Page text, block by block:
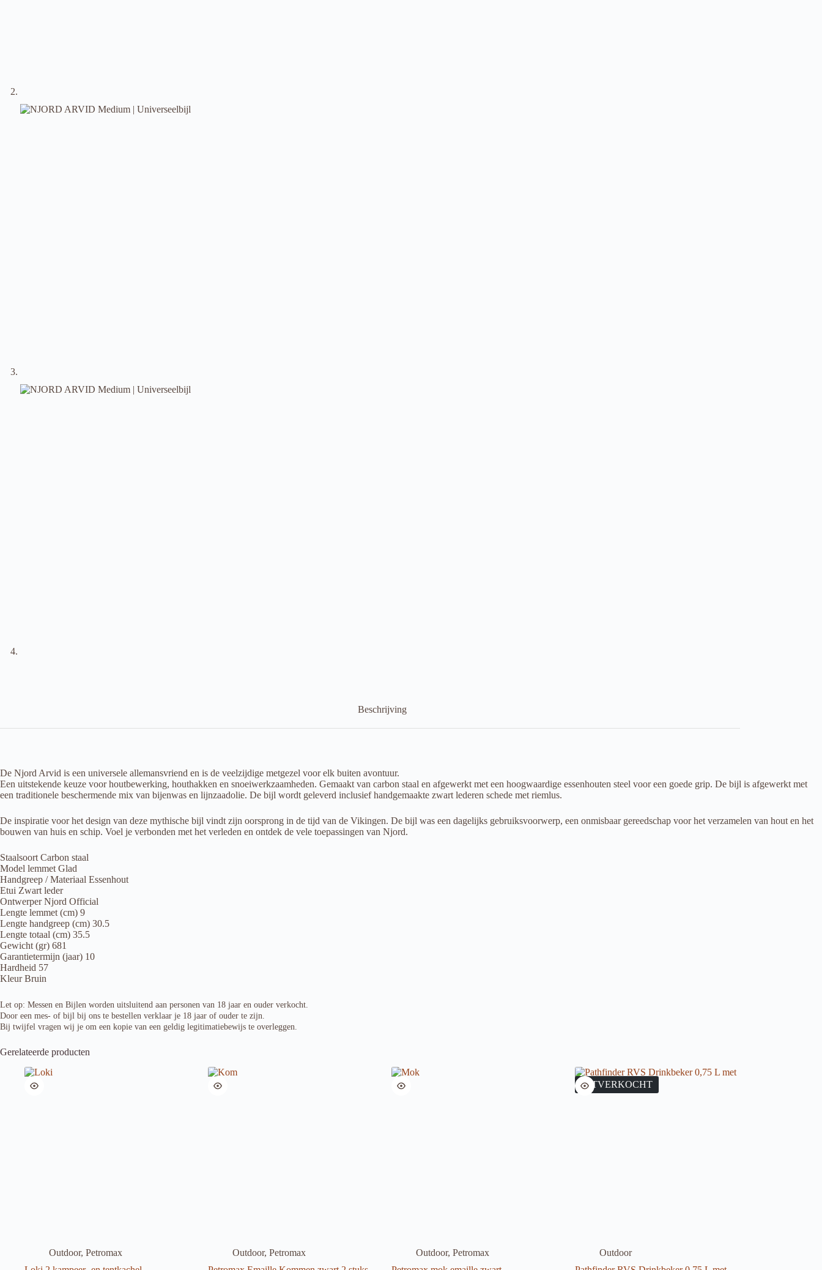
Beschrijving
De Njord Arvid is een universele allemansvriend en is de veelzijdige metgezel voor elk buiten avontuur.
Een uitstekende keuze voor houtbewerking, houthakken en snoeiwerkzaamheden. Gemaakt van carbon staal en afgewerkt met een hoogwaardige essenhouten steel voor een goede grip. De bijl is afgewerkt met
een traditionele beschermende mix van bijenwas en lijnzaadolie. De bijl wordt geleverd inclusief handgemaakte zwart lederen schede met riemlus.
De inspiratie voor het design van deze mythische bijl vindt zijn oorsprong in de tijd van de Vikingen. De bijl was een dagelijks gebruiksvoorwerp, een onmisbaar gereedschap voor het verzamelen van hout en het
bouwen van huis en schip. Voel je verbonden met het verleden en ontdek de vele toepassingen van Njord.
Staalsoort Carbon staal
Model lemmet Glad
Handgreep / Materiaal Essenhout
Etui Zwart leder
Ontwerper Njord Official
Lengte lemmet (cm) 9
Lengte handgreep (cm) 30.5
Lengte totaal (cm) 35.5
Gewicht (gr) 681
Garantietermijn (jaar) 10
Hardheid 57
Kleur Bruin
Let op: Messen en Bijlen worden uitsluitend aan personen van 18 jaar en ouder verkocht.
Door een mes- of bijl bij ons te bestellen verklaar je 18 jaar of ouder te zijn.
Bij twijfel vragen wij je om een kopie van een geldig legitimatiebewijs te overleggen.
Gerelateerde producten
Outdoor, Petromax
Outdoor, Petromax
Outdoor, Petromax
UITVERKOCHT
Outdoor